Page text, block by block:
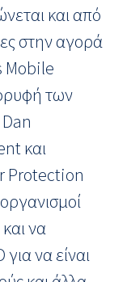
και από
στην αγορά
Mobile
των
και
Protection
να
για να είναι